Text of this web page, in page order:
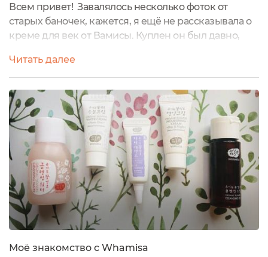
Всем привет! Завалялось несколько фоток от
старых баночек, кажется, я ещё не рассказывала о
креме для век от Вамисы. Куплен он был давно,
впечатления ещё остались, надо рассказать о нём.Я
тогда брала крем в совместных закупках, так что
цена вышла гуманная. Даже по старым меркам
стоил он не очень-то бюджетно, но у меня до этого
был пробник, и он мне в целом понравился....
Читать далее
Моё знакомство с Whamisa